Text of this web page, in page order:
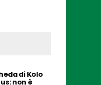
di Kolo
non è